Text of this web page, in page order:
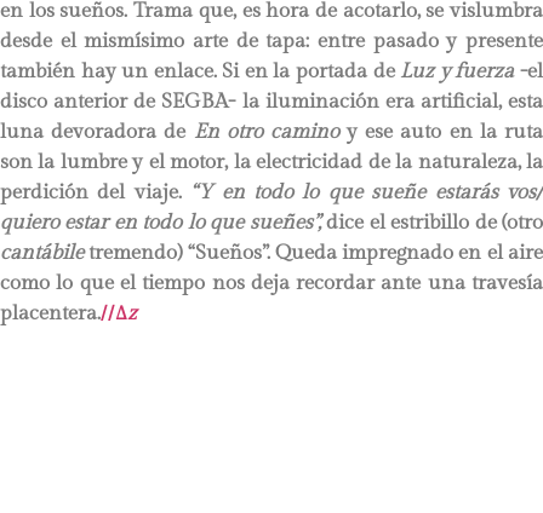
en los sueños. Trama que, es hora de acotarlo, se vislumbra
desde el mismísimo arte de tapa: entre pasado y presente
también hay un enlace. Si en la portada de Luz y fuerza-el
disco anterior de SEGBA- la iluminación era artificial, esta
luna devoradora de En otro caminoy ese auto en la ruta
son la lumbre y el motor, la electricidad de la naturaleza, la
perdición del viaje. “Y en todo lo que sueñe estarás vos/
quiero estar en todo lo que sueñes”,dice el estribillo de (otro
cantábiletremendo) “Sueños”. Queda impregnado en el aire
como lo que el tiempo nos deja recordar ante una travesía
placentera.//∆z